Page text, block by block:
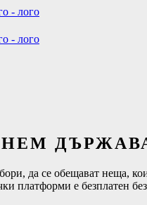
да се обещават неща,
платформи е безплатен